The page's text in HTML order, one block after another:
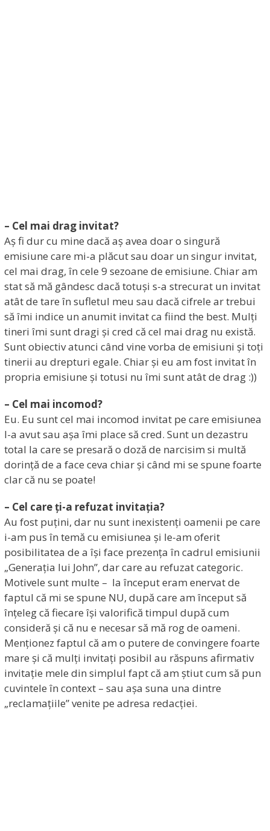
– Cel mai drag invitat?
Aș fi dur cu mine dacă aș avea doar o singură
emisiune care mi-a plăcut sau doar un singur invitat,
cel mai drag, în cele 9 sezoane de emisiune. Chiar am
stat să mă gândesc dacă totuși s-a strecurat un invitat
atât de tare în sufletul meu sau dacă cifrele ar trebui
să îmi indice un anumit invitat ca fiind the best. Mulți
tineri îmi sunt dragi și cred că cel mai drag nu există.
Sunt obiectiv atunci când vine vorba de emisiuni și toți
tinerii au drepturi egale. Chiar și eu am fost invitat în
propria emisiune și totusi nu îmi sunt atât de drag :))
– Cel mai incomod?
Eu. Eu sunt cel mai incomod invitat pe care emisiunea
l-a avut sau așa îmi place să cred. Sunt un dezastru
total la care se presară o doză de narcisim si multă
dorință de a face ceva chiar și când mi se spune foarte
clar că nu se poate!
– Cel care ți-a refuzat invitația?
Au fost puțini, dar nu sunt inexistenți oamenii pe care
i-am pus în temă cu emisiunea și le-am oferit
posibilitatea de a își face prezența în cadrul emisiunii
„Generația lui John”, dar care au refuzat categoric.
Motivele sunt multe – la început eram enervat de
faptul că mi se spune NU, după care am început să
înțeleg că fiecare își valorifică timpul după cum
consideră și că nu e necesar să mă rog de oameni.
Menționez faptul că am o putere de convingere foarte
mare și că mulți invitați posibil au răspuns afirmativ
invitație mele din simplul fapt că am știut cum să pun
cuvintele în context – sau așa suna una dintre
„reclamațiile” venite pe adresa redacției.